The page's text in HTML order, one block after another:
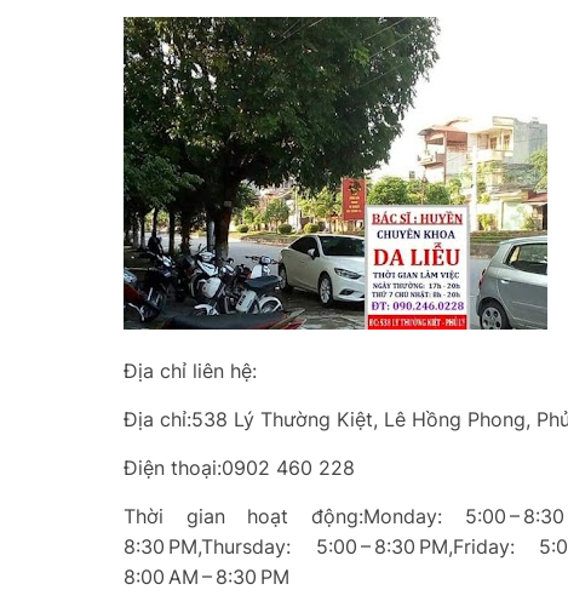
Địa chỉ liên hệ:
Địa chỉ:538 Lý Thường Kiệt, Lê Hồng Phong,
Điện thoại:0902 460 228
Thời gian hoạt động:Monday: 5:00 – 8:30
8:30 PM,Thursday: 5:00 – 8:30 PM,Friday:
8:00 AM – 8:30 PM